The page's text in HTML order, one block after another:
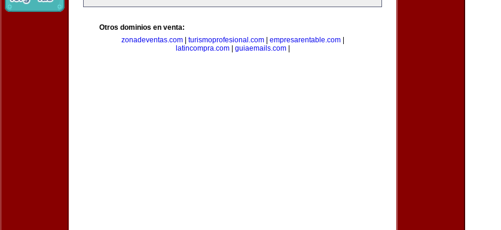
Otros dominios en venta:
zonadeventas.com| turismoprofesional.com| empresarentable.com|
latincompra.com| guiaemails.com|